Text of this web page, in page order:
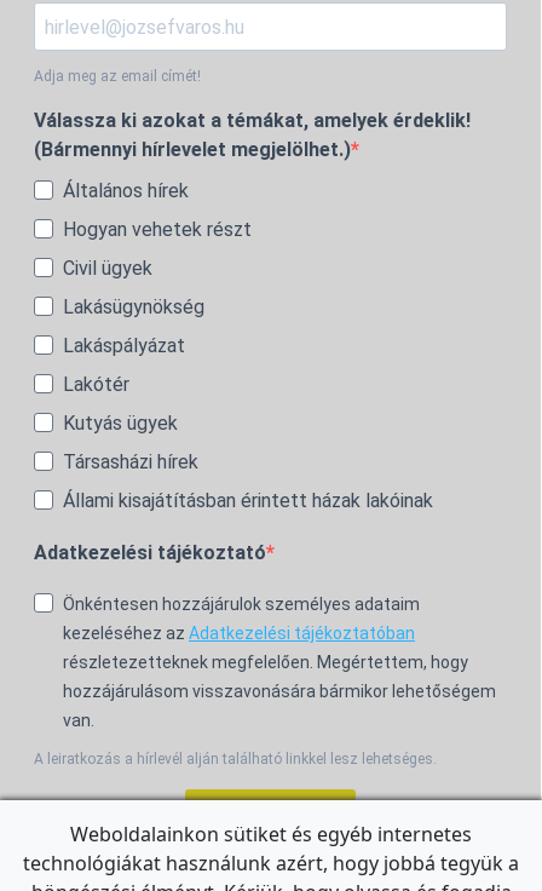
Adja meg az email címét!
Válassza ki azokat a témákat, amelyek érdeklik!
(Bármennyi hírlevelet megjelölhet.)
Általános hírek
Hogyan vehetek részt
Civil ügyek
Lakásügynökség
Lakáspályázat
Lakótér
Kutyás ügyek
Társasházi hírek
Állami kisajátításban érintett házak lakóinak
Adatkezelési tájékoztató
Önkéntesen hozzájárulok személyes adataim
kezeléséhez az Adatkezelési tájékoztatóban
részletezetteknek megfelelően. Megértettem, hogy
hozzájárulásom visszavonására bármikor lehetőségem
van.
A leiratkozás a hírlevél alján található linkkel lesz lehetséges.
For the English Newsletter, clickHERE.
Weboldalainkon sütiket és egyéb internetes
technológiákat használunk azért, hogy jobbá tegyük a